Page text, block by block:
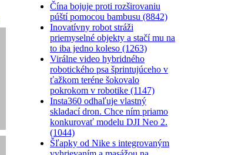
Čína bojuje proti rozširovaniu
púští pomocou bambusu (8842)
Inovatívny robot stráži
priemyselné objekty a stačí mu na
to iba jedno koleso (1263)
Virálne video hybridného
robotického psa šprintujúceho v
ťažkom teréne šokovalo
pokrokom v robotike (1147)
Insta360 odhaľuje vlastný
skladací dron. Chce ním priamo
konkurovať modelu DJI Neo 2.
(1044)
Šľapky od Nike s integrovaným